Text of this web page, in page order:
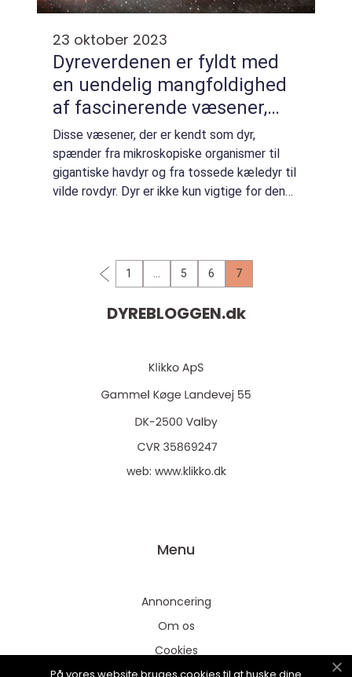
23 oktober 2023
Dyreverdenen er fyldt med
en uendelig mangfoldighed
af fascinerende væsener,
der har fortryllet mennesker
i årtusinder
Disse væsener, der er kendt som dyr,
spænder fra mikroskopiske organismer til
gigantiske havdyr og fra tossede kæledyr til
vilde rovdyr. Dyr er ikke kun vigtige for den
1 5 6 7
DYREBLOGGEN.dk
web: www.klikko.dk
Menu
Annoncering
Om os
Cookies